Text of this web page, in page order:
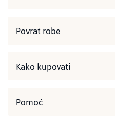
Povrat robe
Kako kupovati
Pomoć